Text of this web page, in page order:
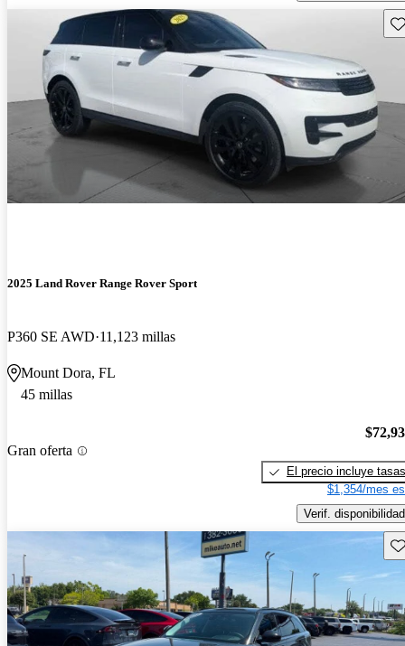
2025 Land Rover Range Rover Sport
P360 SE AWD 11,123 millas
Mount Dora, FL
45 millas
Gran oferta
El precio incluye tasas
$1,354/mes
Verif. disponibilidad